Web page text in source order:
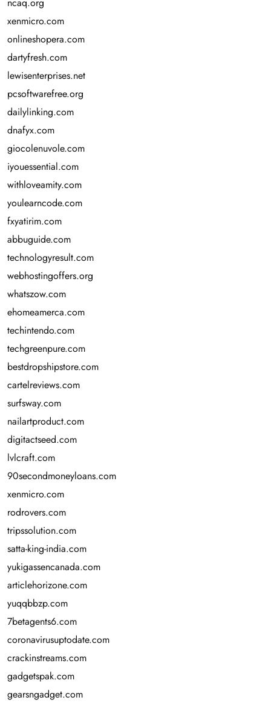
xenmicro.com
onlineshopera.com
dartyfresh.com
lewisenterprises.net
pcsoftwarefree.org
dailylinking.com
dnafyx.com
giocolenuvole.com
iyouessential.com
withloveamity.com
youlearncode.com
fxyatirim.com
abbuguide.com
technologyresult.com
webhostingoffers.org
whatszow.com
ehomeamerca.com
techintendo.com
techgreenpure.com
bestdropshipstore.com
cartelreviews.com
surfsway.com
nailartproduct.com
digitactseed.com
lvlcraft.com
90secondmoneyloans.com
xenmicro.com
rodrovers.com
tripssolution.com
satta-king-india.com
yukigassencanada.com
articlehorizone.com
yuqqbbzp.com
7betagents6.com
coronavirusuptodate.com
crackinstreams.com
gadgetspak.com
gearsngadget.com